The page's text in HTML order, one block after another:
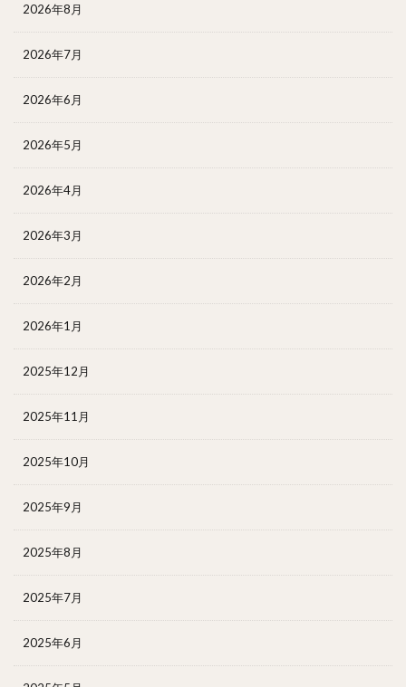
2026年8月
2026年7月
2026年6月
2026年5月
2026年4月
2026年3月
2026年2月
2026年1月
2025年12月
2025年11月
2025年10月
2025年9月
2025年8月
2025年7月
2025年6月